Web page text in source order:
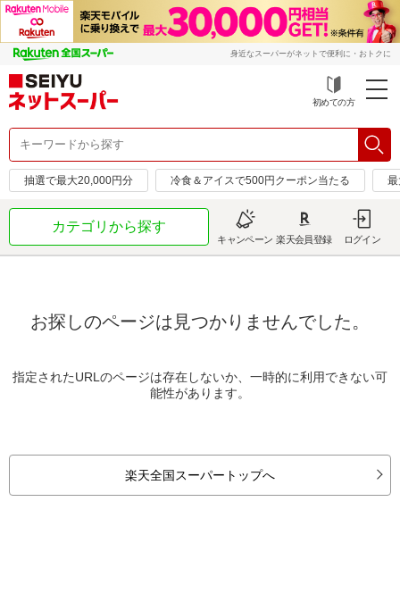
身近なスーパーがネットで便利に・おトクに
初めての方
抽選で最大20,000円分 冷食＆アイスで500円クーポン当たる
カテゴリから探す
キャンペーン 楽天会員登録 ログイン
お探しのページは見つかりませんでした。
指定されたURLのページは存在しないか、一時的に利用できない可
能性があります。
楽天全国スーパートップへ